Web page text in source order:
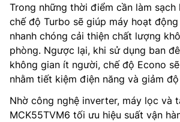
Trong những thời điểm cần làm sạch
chế độ Turbo sẽ giúp máy hoạt
nhanh chóng cải thiện chất lượng
phòng. Ngược lại, khi sử dụng ban
không gian ít người, chế độ Econo
nhằm tiết kiệm điện năng và giảm
Nhờ công nghệ inverter, máy lọc và
MCK55TVM6 tối ưu hiệu suất vận